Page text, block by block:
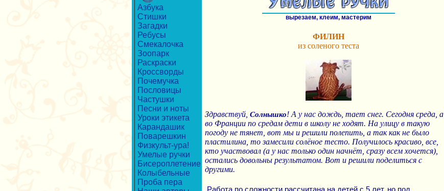
Азбука
Стишки
Загадки
Ребусы
Смекалочка
Зоопарк
Раскраски
Кроссворды
Почемучка
Пословицы
Частушки
Песни и ноты
Уроки этикета
Карандашик
Поварешкин
Физкульт-ура!
Умелые ручки
Бисероплетение
Колыбельные
Проба пера
вырезаем, клеим, мастерим
ФИЛИН
из соленого теста
Здравствуй, Солнышко! А у нас дождь, тает снег. Сегодня среда, а
во Франции по средам дети в школу не ходят. На улицу в такую
погоду не тянет, вот мы и решили полепить, а так как не было
пластилина, то замесили солёное тесто. Получилось красиво, все,
кто участвовал (а у нас только один начнёт, сразу всем хочется),
остались довольны результатом. Вот и решили поделиться с
другими.